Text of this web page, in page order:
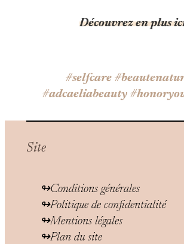
Découvrez en plus
#selfcare
#adcaeliabeauty
Site
Conditions générales
Politique de confidentialité
Mentions légales
Plan du site